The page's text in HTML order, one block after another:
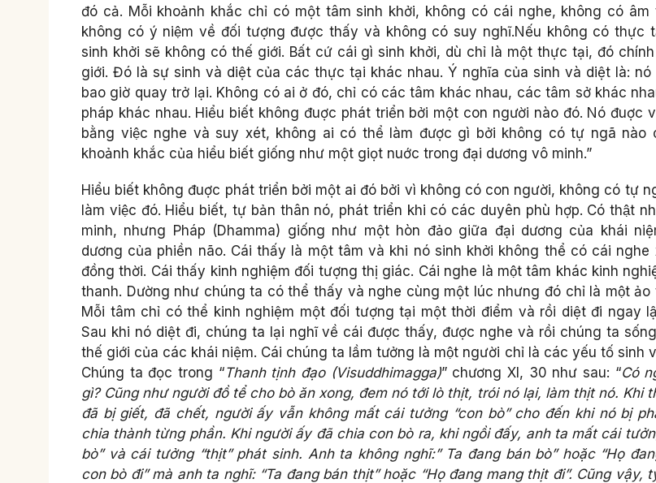
đó cả. Mỗi khoảnh khắc chỉ có một tâm sinh khởi, không có cái nghe, không có âm
không có ý niệm về đối tượng được thấy và không có suy nghĩ.Nếu không có thực
sinh khởi sẽ không có thế giới. Bất cứ cái gì sinh khởi, dù chỉ là một thực tại, đó
giới. Đó là sự sinh và diệt của các thực tại khác nhau. Ý nghĩa của sinh và diệt là: nó
bao giờ quay trở lại. Không có ai ở đó, chỉ có các tâm khác nhau, các tâm sở khác
pháp khác nhau. Hiểu biết không đuợc phát triển bởi một con người nào đó. Nó đuợc
bằng việc nghe và suy xét, không ai có thể làm được gì bởi không có tự ngã nào
khoảnh khắc của hiểu biết giống như một giọt nuớc trong đại dương vô minh.”
Hiểu biết không đuợc phát triển bởi một ai đó bởi vì không có con người, không có tự
làm việc đó. Hiểu biết, tự bản thân nó, phát triển khi có các duyên phù hợp. Có thật
minh, nhưng Pháp (Dhamma) giống như một hòn đảo giữa đại dương của khái
dương của phiền não. Cái thấy là một tâm và khi nó sinh khởi không thể có cái nghe
đồng thời. Cái thấy kinh nghiệm đối tượng thị giác. Cái nghe là một tâm khác kinh
thanh. Dường như chúng ta có thể thấy và nghe cùng một lúc nhưng đó chỉ là một ảo
Mỗi tâm chỉ có thể kinh nghiệm một đối tượng tại một thời điểm và rồi diệt đi ngay
Sau khi nó diệt đi, chúng ta lại nghĩ về cái được thấy, được nghe và rồi chúng ta
thế giới của các khái niệm. Cái chúng ta lầm tưởng là một người chỉ là các yếu tố sinh
Chúng ta đọc trong “Thanh tịnh đạo (Visuddhimagga)” chương XI, 30 như sau: “Có
gì? Cũng như người đồ tể cho bò ăn xong, đem nó tới lò thịt, trói nó lại, làm thịt nó. Khi
đã bị giết, đã chết, người ấy vẫn không mất cái tưởng “con bò” cho đến khi nó bị
chia thành từng phần. Khi người ấy đã chia con bò ra, khi ngồi đấy, anh ta mất cái
bò” và cái tưởng “thịt” phát sinh. Anh ta không nghĩ:” Ta đang bán bò” hoặc “Họ
con bò đi” mà anh ta nghĩ: “Ta đang bán thịt” hoặc “Họ đang mang thịt đi”. Cũng vậy,